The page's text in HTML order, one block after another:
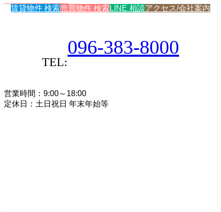
賃貸物件 検索売買物件 検索 LINE 相談アクセス/会社案内
TEL:
096-383-8000
営業時間：9:00～18:00
定休日：土日祝日 年末年始等